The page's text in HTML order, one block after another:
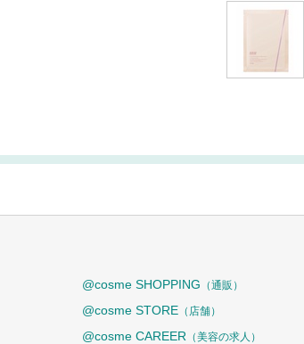
@cosme SHOPPING （通販）
@cosme STORE （店舗）
@cosme CAREER （美容の求人）